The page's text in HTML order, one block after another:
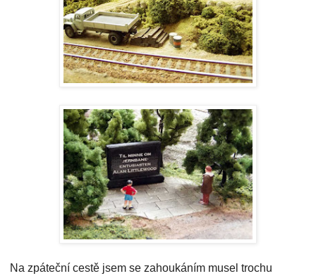
Na zpáteční cestě jsem se zahoukáním musel trochu